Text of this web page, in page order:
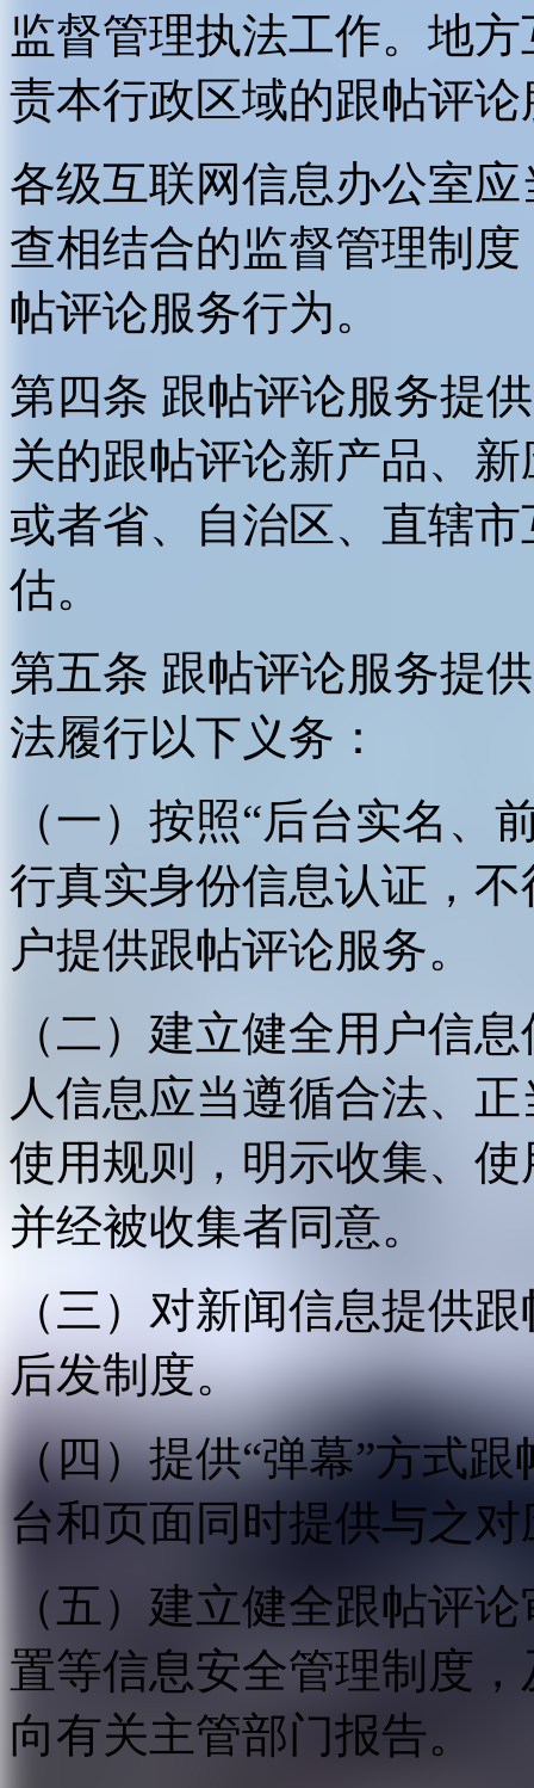
监督管理执法工作。地
责本行政区域的跟帖评
各级互联网信息办公室
查相结合的监督管理制
帖评论服务行为。
第四条 跟帖评论服务提
关的跟帖评论新产品、
或者省、自治区、直辖
估。
第五条 跟帖评论服务提
法履行以下义务：
（一）按照“后台实名、
行真实身份信息认证，
户提供跟帖评论服务。
（二）建立健全用户信
人信息应当遵循合法、
使用规则，明示收集、
并经被收集者同意。
（三）对新闻信息提供
后发制度。
（四）提供“弹幕”方式
台和页面同时提供与之
（五）建立健全跟帖评
置等信息安全管理制度
向有关主管部门报告。